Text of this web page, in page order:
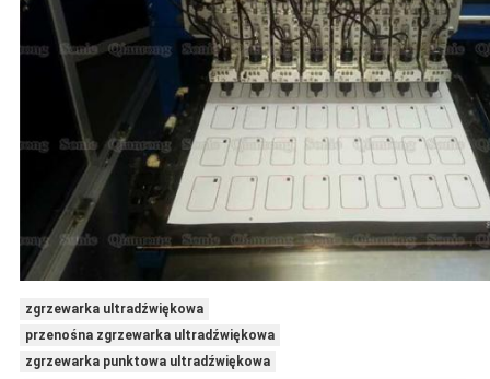
zgrzewarka ultradźwiękowa
przenośna zgrzewarka ultradźwiękowa
zgrzewarka punktowa ultradźwiękowa